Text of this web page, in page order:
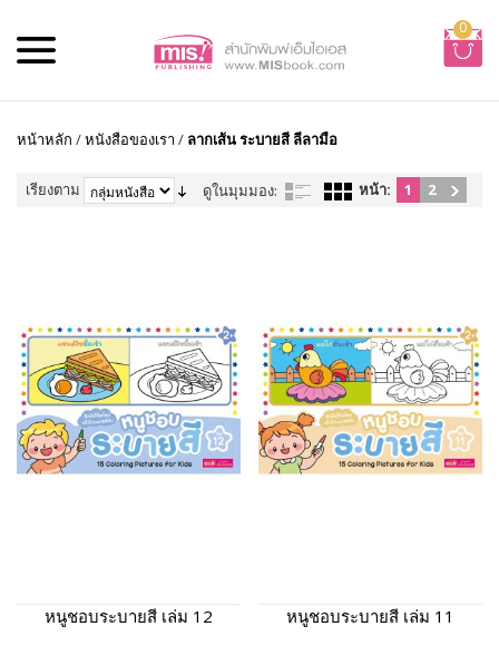
0
หน้าหลัก /หนังสือของเรา / ลากเส้น ระบายสี ลีลามือ
เรียงตาม ดูในมุมมอง: หน้า: 1 2
หนูชอบระบายสี เล่ม 12
หนูชอบระบายสี เล่ม 11